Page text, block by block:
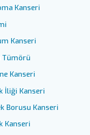
Kanseri
Kanseri
Tümörü
Kanseri
İliği Kanseri
Borusu Kanseri
Kanseri